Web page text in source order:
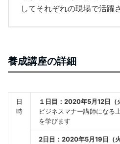
してそれぞれの現場で活躍
養成講座の詳細
日
時
１日目：2020年5月12日
ビジネスマナー講師になる
を学びます
2日目：2020年5月19日（